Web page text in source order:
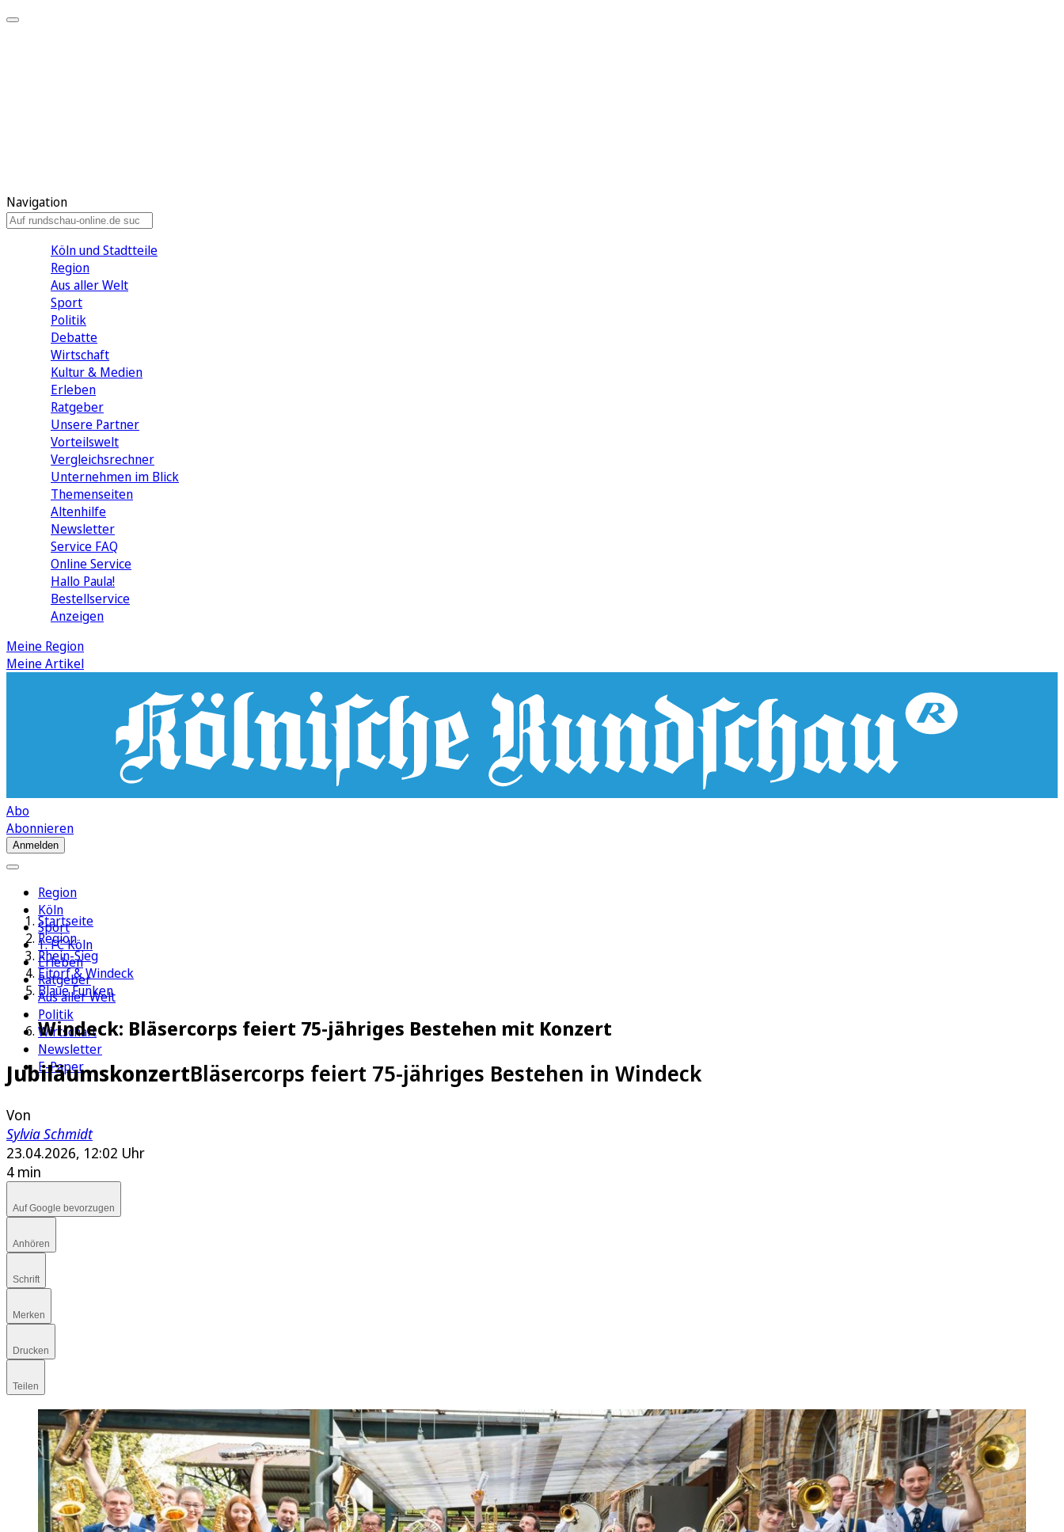
Navigation
Köln und Stadtteile
Region
Aus aller Welt
Sport
Politik
Debatte
Wirtschaft
Kultur & Medien
Erleben
Ratgeber
Unsere Partner
Vorteilswelt
Vergleichsrechner
Unternehmen im Blick
Themenseiten
Altenhilfe
Newsletter
Service FAQ
Online Service
Hallo Paula!
Bestellservice
Anzeigen
Meine Region
Meine Artikel
Abo
Abonnieren
Anmelden
Region
Köln
Sport
1. FC Köln
Erleben
Ratgeber
Aus aller Welt
Politik
Wirtschaft
Newsletter
E-Paper
Startseite
Region
Rhein-Sieg
Eitorf & Windeck
Blaue Funken
Windeck: Bläsercorps feiert 75-jähriges Bestehen mit Konzert
JubiläumskonzertBläsercorps feiert 75-jähriges Bestehen in Windeck
Von
Sylvia Schmidt
23.04.2026, 12:02 Uhr
4 min
Auf Google bevorzugen
Anhören
Schrift
Merken
Drucken
Teilen